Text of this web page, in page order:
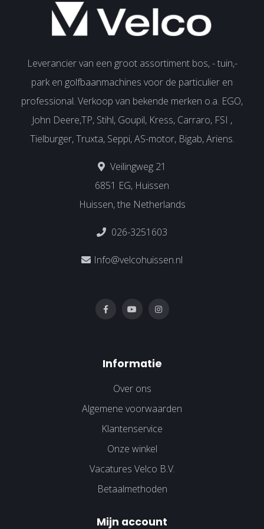
Leverancier van een groot assortiment bos, - tuin,-
park en golfbaanmachines voor de particulier en
professional. Verkoop van bekende merken o.a. EGO,
John Deere,TP, Stihl, Goupil, Kress, Carraro, FSI ,
Tielburger, Truxta, Seppi, AS-motor, Bigab, Ariens.
Veilingweg 21
6851 EG, Huissen
Huissen, the Netherlands
026-3251603
Info@velcohuissen.nl
Informatie
Over ons
Algemene voorwaarden
Klantenservice
Onze winkel
Vacatures Velco B.V.
Betaalmethoden
Mijn account